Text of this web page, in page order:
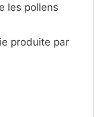
les pollens
produite par